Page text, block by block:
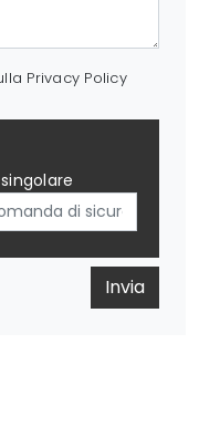
Privacy Policy
Invia